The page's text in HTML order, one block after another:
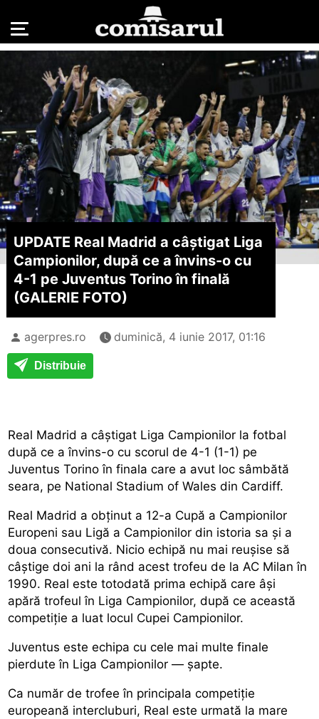
UPDATE Real Madrid a câștigat Liga
Campionilor, după ce a învins-o cu
4-1 pe Juventus Torino în finală
(GALERIE FOTO)
agerpres.ro duminică, 4 iunie 2017, 01:16
Distribuie
Real Madrid a câștigat Liga Campionilor la fotbal
după ce a învins-o cu scorul de 4-1 (1-1) pe
Juventus Torino în finala care a avut loc sâmbătă
seara, pe National Stadium of Wales din Cardiff.
Real Madrid a obținut a 12-a Cupă a Campionilor
Europeni sau Ligă a Campionilor din istoria sa și a
doua consecutivă. Nicio echipă nu mai reușise să
câștige doi ani la rând acest trofeu de la AC Milan în
1990. Real este totodată prima echipă care âși
apără trofeul în Liga Campionilor, după ce această
competiție a luat locul Cupei Campionilor.
Juventus este echipa cu cele mai multe finale
pierdute în Liga Campionilor — șapte.
Ca număr de trofee în principala competiție
europeană intercluburi, Real este urmată la mare